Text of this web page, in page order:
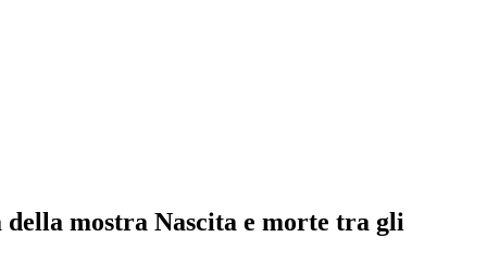
della mostra Nascita e morte tra gli